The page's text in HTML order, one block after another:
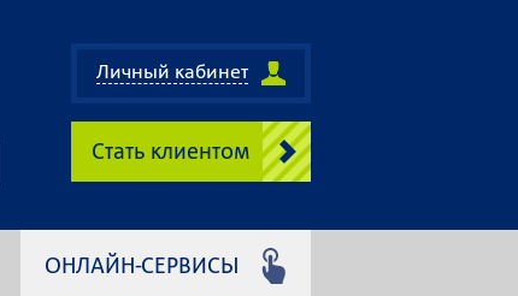
Личный кабинет
Стать клиентом
ОНЛАЙН-СЕРВИСЫ